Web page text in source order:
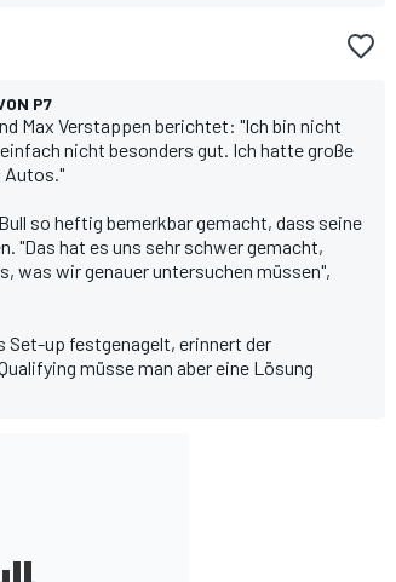
P7
Max Verstappen berichtet: "Ich bin nicht
nicht besonders gut. Ich hatte große
Autos."
so heftig bemerkbar gemacht, dass seine
"Das hat es uns sehr schwer gemacht,
was wir genauer untersuchen müssen",
Set-up festgenagelt, erinnert der
müsse man aber eine Lösung